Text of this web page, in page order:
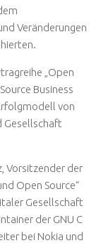
Veränderungen
„Open
Business
von
Gesellschaft
Vorsitzender der
Open Source“
Gesellschaft
der GNU C
bei Nokia und